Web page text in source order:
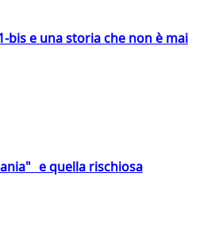
bis e una storia che non è mai
e quella rischiosa